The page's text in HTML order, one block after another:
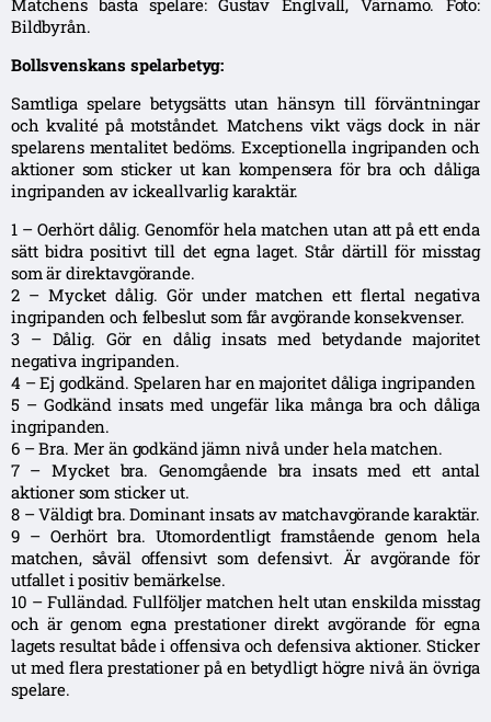
Bildbyrån.
Bollsvenskans spelarbetyg:
Samtliga spelare betygsätts utan hänsyn till förväntningar
och kvalité på motståndet. Matchens vikt vägs dock in när
spelarens mentalitet bedöms. Exceptionella ingripanden och
aktioner som sticker ut kan kompensera för bra och dåliga
ingripanden av ickeallvarlig karaktär.
1 – Oerhört dålig. Genomför hela matchen utan att på ett enda
sätt bidra positivt till det egna laget. Står därtill för misstag
som är direktavgörande.
2 – Mycket dålig. Gör under matchen ett flertal negativa
ingripanden och felbeslut som får avgörande konsekvenser.
3 – Dålig. Gör en dålig insats med betydande majoritet
negativa ingripanden.
4 – Ej godkänd. Spelaren har en majoritet dåliga ingripanden
5 – Godkänd insats med ungefär lika många bra och dåliga
ingripanden.
6 – Bra. Mer än godkänd jämn nivå under hela matchen.
7 – Mycket bra. Genomgående bra insats med ett antal
aktioner som sticker ut.
8 – Väldigt bra. Dominant insats av matchavgörande karaktär.
9 – Oerhört bra. Utomordentligt framstående genom hela
matchen, såväl offensivt som defensivt. Är avgörande för
utfallet i positiv bemärkelse.
10 – Fulländad. Fullföljer matchen helt utan enskilda misstag
och är genom egna prestationer direkt avgörande för egna
lagets resultat både i offensiva och defensiva aktioner. Sticker
ut med flera prestationer på en betydligt högre nivå än övriga
spelare.